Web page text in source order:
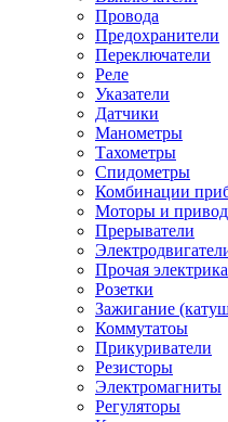
Провода
Предохранители
Переключатели
Реле
Указатели
Датчики
Манометры
Тахометры
Спидометры
Комбинации
Моторы и
Прерыватели
Прочая электрика
Розетки
Зажигание
Коммутатоы
Прикуриватели
Резисторы
Электромагниты
Регуляторы